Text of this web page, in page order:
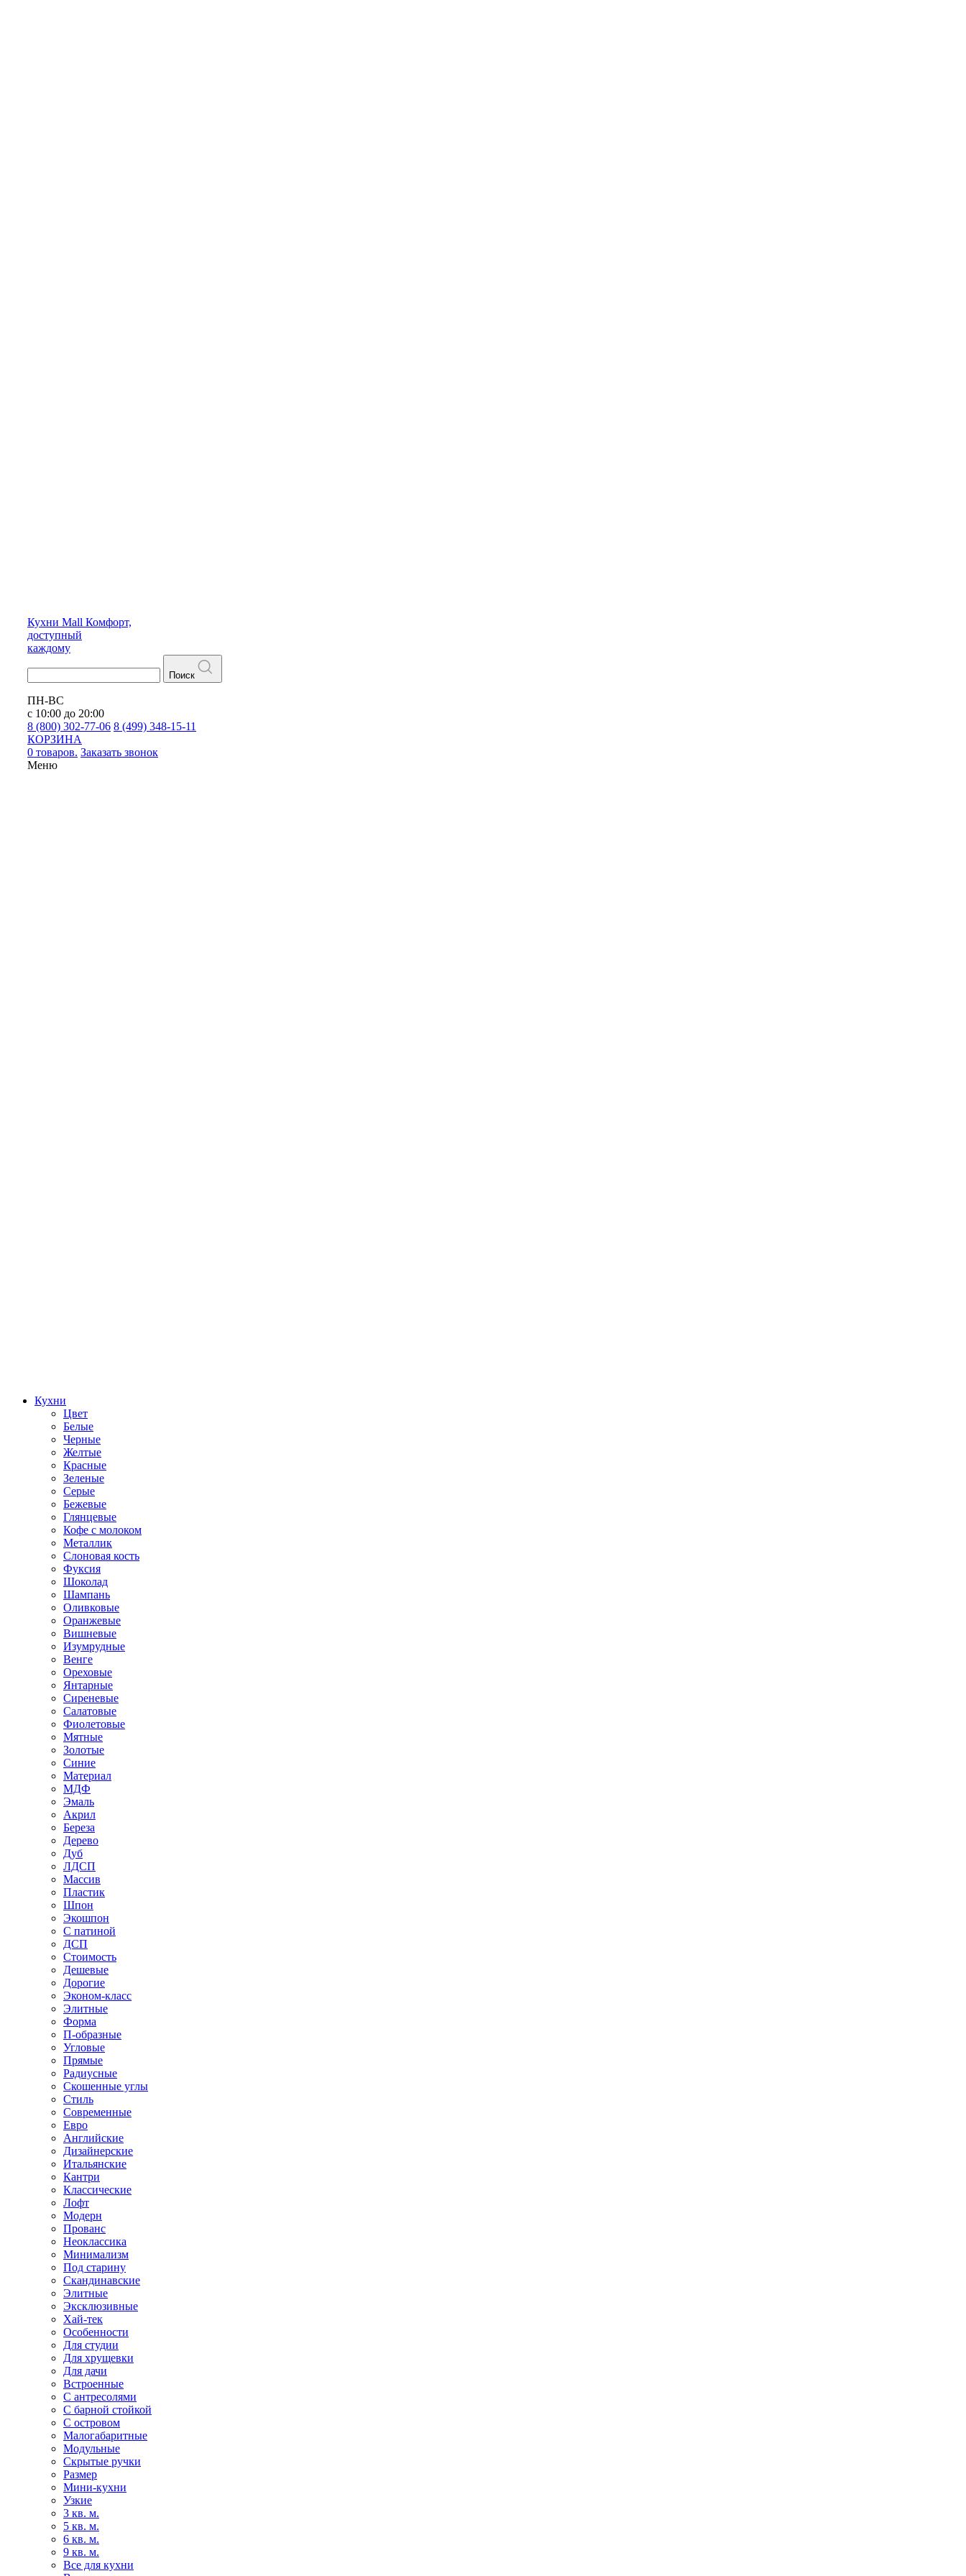
Кухни Mall Комфорт,
доступный
каждому
Поиск
ПН-ВС
с 10:00 до 20:00
8 (800) 302-77-06 8 (499) 348-15-11
КОРЗИНА
0 товаров. Заказать звонок
Меню
Кухни
Цвет
Белые
Черные
Желтые
Красные
Зеленые
Серые
Бежевые
Глянцевые
Кофе с молоком
Металлик
Слоновая кость
Фуксия
Шоколад
Шампань
Оливковые
Оранжевые
Вишневые
Изумрудные
Венге
Ореховые
Янтарные
Сиреневые
Салатовые
Фиолетовые
Мятные
Золотые
Синие
Материал
МДФ
Эмаль
Акрил
Береза
Дерево
Дуб
ЛДСП
Массив
Пластик
Шпон
Экошпон
С патиной
ДСП
Стоимость
Дешевые
Дорогие
Эконом-класс
Элитные
Форма
П-образные
Угловые
Прямые
Радиусные
Скошенные углы
Стиль
Современные
Евро
Английские
Дизайнерские
Итальянские
Кантри
Классические
Лофт
Модерн
Прованс
Неоклассика
Минимализм
Под старину
Скандинавские
Элитные
Эксклюзивные
Хай-тек
Особенности
Для студии
Для хрущевки
Для дачи
Встроенные
С антресолями
С барной стойкой
С островом
Малогабаритные
Модульные
Скрытые ручки
Размер
Мини-кухни
Узкие
3 кв. м.
5 кв. м.
6 кв. м.
9 кв. м.
Все для кухни